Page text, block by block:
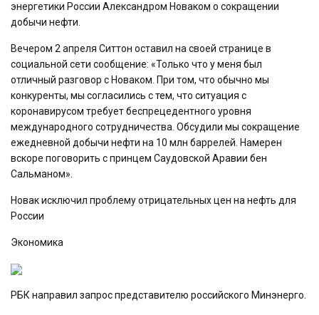
энергетики России Александром Новаком о сокращении
добычи нефти.
Вечером 2 апреля Ситтон оставил на своей странице в
социальной сети сообщение: «Только что у меня был
отличный разговор с Новаком. При том, что обычно мы
конкуренты, мы согласились с тем, что ситуация с
коронавирусом требует беспрецедентного уровня
международного сотрудничества. Обсудили мы сокращение
ежедневной добычи нефти на 10 млн баррелей. Намерен
вскоре поговорить с принцем Саудовской Аравии бен
Сальманом».
Новак исключил проблему отрицательных цен на нефть для
России
Экономика
РБК направил запрос представителю российского Минэнерго.